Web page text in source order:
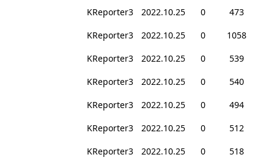
KReporter3
2022.10.25 0
473
KReporter3
2022.10.25 0
1058
KReporter3
2022.10.25 0
539
KReporter3
2022.10.25 0
540
KReporter3
2022.10.25 0
494
KReporter3
2022.10.25 0
512
KReporter3
2022.10.25 0
518